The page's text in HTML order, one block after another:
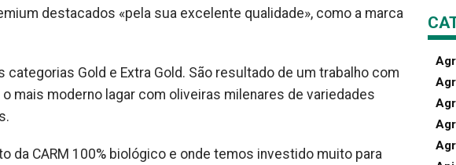
destacados «pela sua excelente qualidade», como a marca
Gold e Extra Gold. São resultado de um trabalho com
mais moderno lagar com oliveiras milenares de variedades
da CARM 100% biológico e onde temos investido muito para